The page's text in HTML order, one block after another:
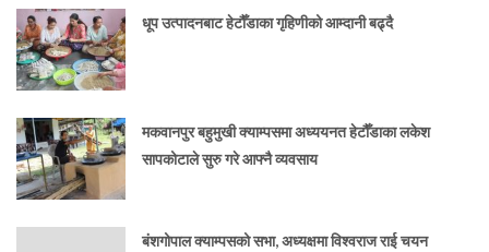
धूप उत्पादनबाट हेटौँडाका गृहिणीको आम्दानी बढ्दै
मकवानपुर बहुमुखी क्याम्पसमा अध्ययनत हेटौँडाका लकेश
सापकोटाले सुरु गरे आफ्नै व्यवसाय
बंशगोपाल क्याम्पसको सभा, अध्यक्षमा विश्वराज राई चयन